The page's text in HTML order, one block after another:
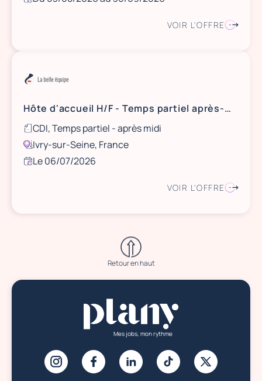
VOIR L'OFFRE
Hôte d'accueil H/F - Temps partiel après-midi
CDI, Temps partiel - après midi
Ivry-sur-Seine, France
Le 06/07/2026
VOIR L'OFFRE
Retour en haut
Mes jobs, mon rythme